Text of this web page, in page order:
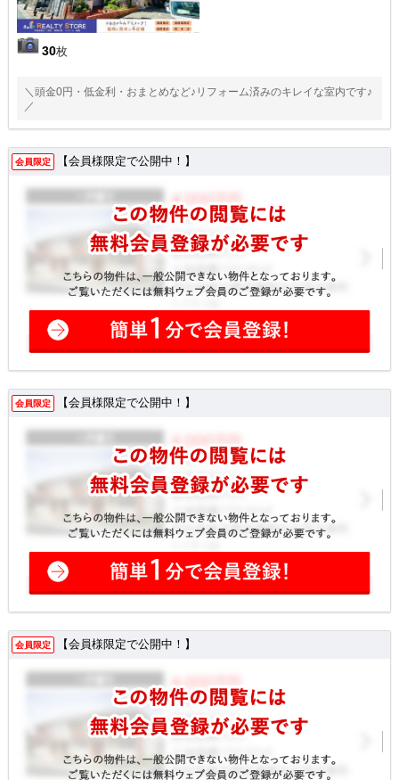
30枚
＼頭金0円・低金利・おまとめなど♪リフォーム済みのキレイな室内です♪
／
会員限定 【会員様限定で公開中！】
会員限定 【会員様限定で公開中！】
会員限定 【会員様限定で公開中！】